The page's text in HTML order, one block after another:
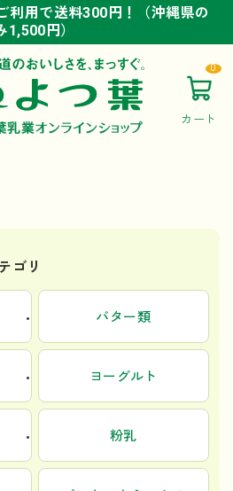
利用で送料300円！（沖縄県の
1,500円）
利用で送料300円！（沖縄県の
1,500円）
利用で送料300円！（沖縄県の
1,500円）
カート
0
ゴリ
バター類
ヨーグルト
粉乳